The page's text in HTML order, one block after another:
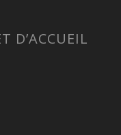
D’ACCUEIL